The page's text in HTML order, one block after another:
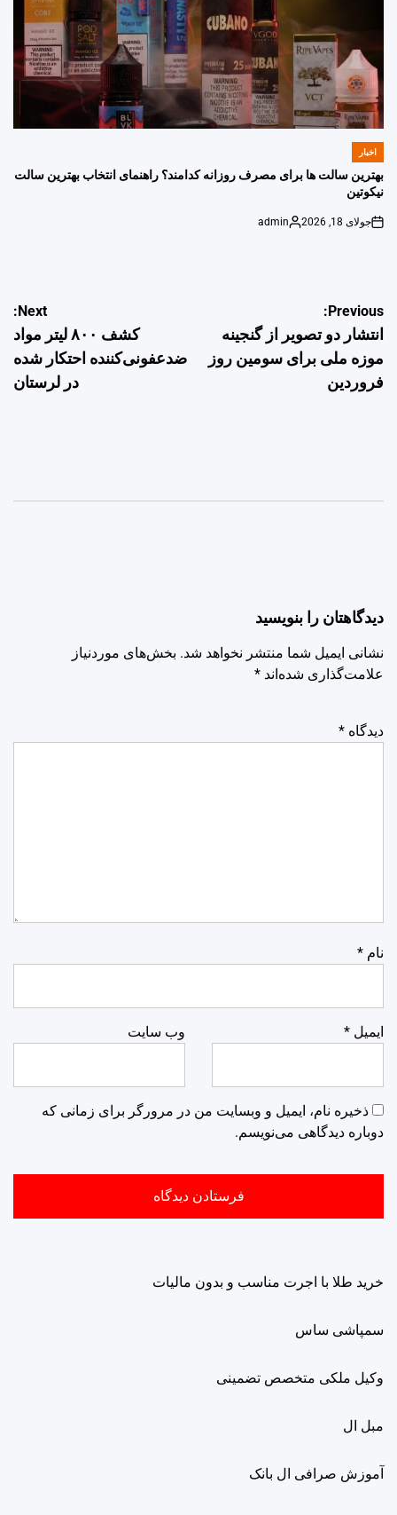
POSTED
اخبار
بهترین سالت ها برای مصرف روزانه کدامند؟ راهنمای انتخاب بهترین سالت
نیکوتین
on
جولای 18, 2026
Posted
admin
راهبری
نوشته
Previous:
انتشار دو تصویر از گنجینه
موزه ملی برای سومین روز
فروردین
Next:
کشف ۸۰۰ لیتر مواد
ضدعفونی‌کننده احتکار شده
در لرستان
دیدگاهتان را بنویسید
نشانی ایمیل شما منتشر نخواهد شد. بخش‌های موردنیاز
علامت‌گذاری شده‌اند *
دیدگاه *
نام *
ایمیل * وب‌ سایت
ذخیره نام، ایمیل و وبسایت من در مرورگر برای زمانی که
دوباره دیدگاهی می‌نویسم.
خرید طلا با اجرت مناسب و بدون مالیات
سمپاشی ساس
وکیل ملکی متخصص تضمینی
مبل ال
آموزش صرافی ال بانک